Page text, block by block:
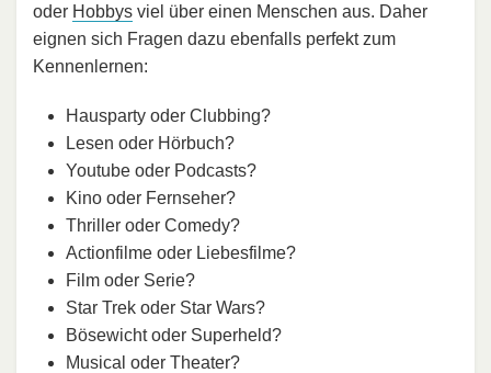
oder Hobbys viel über einen Menschen aus. Daher
eignen sich Fragen dazu ebenfalls perfekt zum
Kennenlernen:
Hausparty oder Clubbing?
Lesen oder Hörbuch?
Youtube oder Podcasts?
Kino oder Fernseher?
Thriller oder Comedy?
Actionfilme oder Liebesfilme?
Film oder Serie?
Star Trek oder Star Wars?
Bösewicht oder Superheld?
Musical oder Theater?